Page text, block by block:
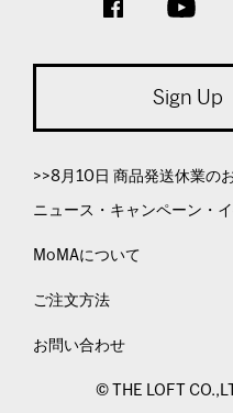
Sign Up
>>8月10日 商品発送休業の
ニュース・キャンペーン・
MoMAについて
ご注文方法
お問い合わせ
© THE LOFT